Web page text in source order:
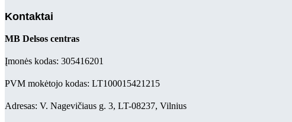
Kontaktai
MB Delsos centras
Įmonės kodas: 305416201
PVM mokėtojo kodas: LT100015421215
Adresas: V. Nagevičiaus g. 3, LT-08237, Vilnius